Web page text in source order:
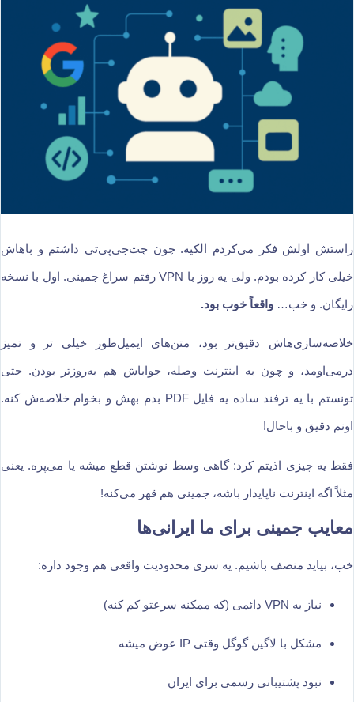
راستش اولش فکر می‌کردم الکیه. چون چت‌جی‌پی‌تی داشتم و باهاش
خیلی کار کرده بودم. ولی یه روز با VPN رفتم سراغ جمینی. اول با نسخه
رایگان. و خب… واقعاً خوب بود.
خلاصه‌سازی‌هاش دقیق‌تر بود، متن‌های ایمیل‌طور خیلی تر و تمیز
درمی‌اومد، و چون به اینترنت وصله، جواباش هم به‌روزتر بودن. حتی
تونستم با یه ترفند ساده یه فایل PDF بدم بهش و بخوام خلاصه‌ش کنه.
اونم دقیق و باحال!
فقط یه چیزی اذیتم کرد:‌ گاهی وسط نوشتن قطع میشه یا می‌پره. یعنی
مثلاً اگه اینترنت ناپایدار باشه، جمینی هم قهر می‌کنه!
معایب جمینی برای ما ایرانی‌ها
خب، بیاید منصف باشیم. یه سری محدودیت واقعی هم وجود داره:
نیاز به VPN دائمی (که ممکنه سرعتو کم کنه)
مشکل با لاگین گوگل وقتی IP عوض میشه
نبود پشتیبانی رسمی برای ایران